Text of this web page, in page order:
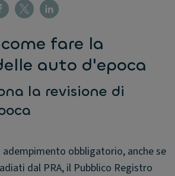
fare la
auto d'epoca
la revisione di
adempimento obbligatorio, anche se
dal PRA, il Pubblico Registro